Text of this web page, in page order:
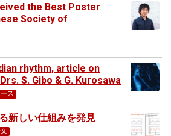
the Best Poster
Society of
rhythm, article on
S. Gibo & G. Kurosawa
ス
新しい仕組みを発見